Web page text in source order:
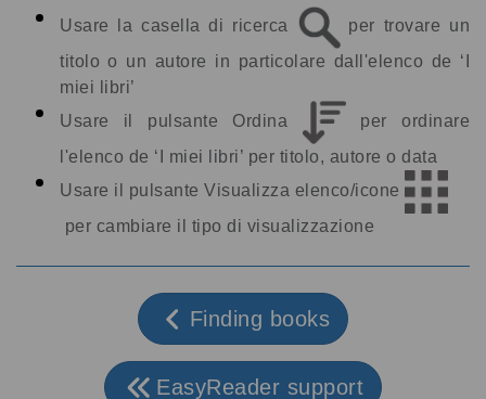
Usare la casella di ricerca
per trovare un
titolo o un autore in particolare dall'elenco de ‘I
miei libri’
Usare il pulsante Ordina
per ordinare
l'elenco de ‘I miei libri’ per titolo, autore o data
Usare il pulsante Visualizza elenco/icone
per cambiare il tipo di visualizzazione
Finding books
EasyReader support